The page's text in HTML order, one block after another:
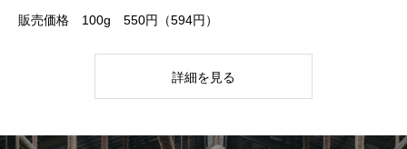
販売価格 100g 550円（594円）
詳細を見る